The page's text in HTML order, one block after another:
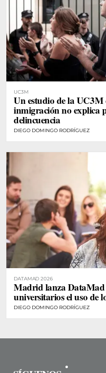
UC3M
Un estudio de la UC3M
inmigración no explica
delincuencia
DIEGO DOMINGO RODRÍGUEZ
DATAMAD 2026
Madrid lanza
universitarios el uso de
DIEGO DOMINGO RODRÍGUEZ